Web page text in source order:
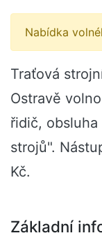
Nabídka
Traťová
Ostravě
řidič,
strojů".
Kč.
Základní